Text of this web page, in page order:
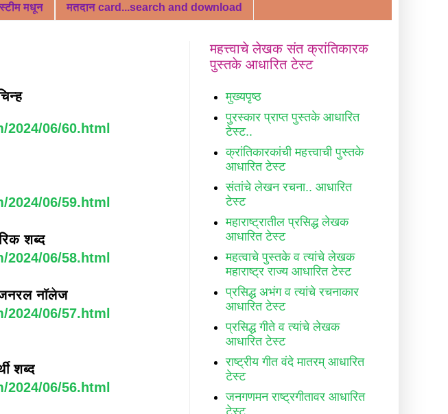
मधून मतदान card...search and download
06/60.html
06/59.html
शब्द
06/58.html
जनरल नॉलेज
06/57.html
शब्द
06/56.html
महत्त्वाचे लेखक संत क्रांतिकारक
पुस्तके आधारित टेस्ट
मुख्यपृष्ठ
पुरस्कार प्राप्त पुस्तके आधारित
टेस्ट..
क्रांतिकारकांची महत्त्वाची पुस्तके
आधारित टेस्ट
संतांचे लेखन रचना.. आधारित
टेस्ट
महाराष्ट्रातील प्रसिद्ध लेखक
आधारित टेस्ट
महत्वाचे पुस्तके व त्यांचे लेखक
महाराष्ट्र राज्य आधारित टेस्ट
प्रसिद्ध अभंग व त्यांचे रचनाकार
आधारित टेस्ट
प्रसिद्ध गीते व त्यांचे लेखक
आधारित टेस्ट
राष्ट्रीय गीत वंदे मातरम् आधारित
टेस्ट
जनगणमन राष्ट्रगीतावर आधारित
टेस्ट